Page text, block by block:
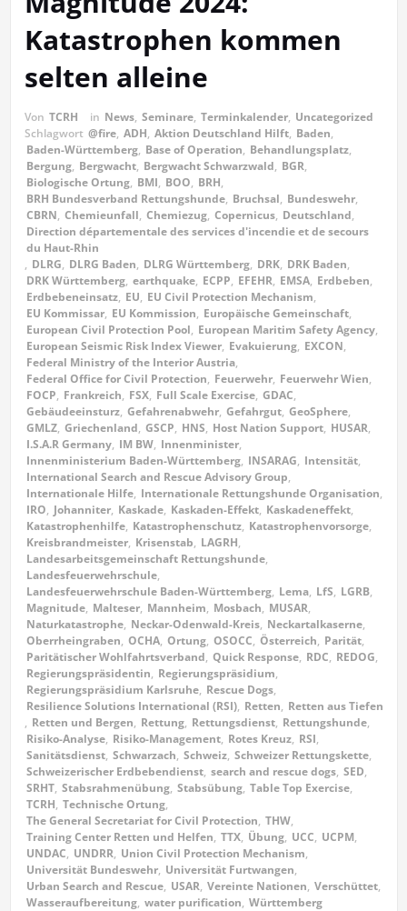
Katastrophen kommen
selten alleine
Von TCRH in News, Seminare, Terminkalender, Uncategorized
Schlagwort @fire, ADH, Aktion Deutschland Hilft, Baden,
Baden-Württemberg, Base of Operation, Behandlungsplatz,
Bergung, Bergwacht, Bergwacht Schwarzwald, BGR,
Biologische Ortung, BMI, BOO, BRH,
BRH Bundesverband Rettungshunde, Bruchsal, Bundeswehr,
CBRN, Chemieunfall, Chemiezug, Copernicus, Deutschland,
Direction départementale des services d'incendie et de secours
du Haut-Rhin
, DLRG, DLRG Baden, DLRG Württemberg, DRK, DRK Baden,
DRK Württemberg, earthquake, ECPP, EFEHR, EMSA, Erdbeben,
Erdbebeneinsatz, EU, EU Civil Protection Mechanism,
EU Kommissar, EU Kommission, Europäische Gemeinschaft,
European Civil Protection Pool, European Maritim Safety Agency,
European Seismic Risk Index Viewer, Evakuierung, EXCON,
Federal Ministry of the Interior Austria,
Federal Office for Civil Protection, Feuerwehr, Feuerwehr Wien,
FOCP, Frankreich, FSX, Full Scale Exercise, GDAC,
Gebäudeeinsturz, Gefahrenabwehr, Gefahrgut, GeoSphere,
GMLZ, Griechenland, GSCP, HNS, Host Nation Support, HUSAR,
I.S.A.R Germany, IM BW, Innenminister,
Innenministerium Baden-Württemberg, INSARAG, Intensität,
International Search and Rescue Advisory Group,
Internationale Hilfe, Internationale Rettungshunde Organisation,
IRO, Johanniter, Kaskade, Kaskaden-Effekt, Kaskadeneffekt,
Katastrophenhilfe, Katastrophenschutz, Katastrophenvorsorge,
Kreisbrandmeister, Krisenstab, LAGRH,
Landesarbeitsgemeinschaft Rettungshunde,
Landesfeuerwehrschule,
Landesfeuerwehrschule Baden-Württemberg, Lema, LfS, LGRB,
Magnitude, Malteser, Mannheim, Mosbach, MUSAR,
Naturkatastrophe, Neckar-Odenwald-Kreis, Neckartalkaserne,
Oberrheingraben, OCHA, Ortung, OSOCC, Österreich, Parität,
Paritätischer Wohlfahrtsverband, Quick Response, RDC, REDOG,
Regierungspräsidentin, Regierungspräsidium,
Regierungspräsidium Karlsruhe, Rescue Dogs,
Resilience Solutions International (RSI), Retten, Retten aus Tiefen
, Retten und Bergen, Rettung, Rettungsdienst, Rettungshunde,
Risiko-Analyse, Risiko-Management, Rotes Kreuz, RSI,
Sanitätsdienst, Schwarzach, Schweiz, Schweizer Rettungskette,
Schweizerischer Erdbebendienst, search and rescue dogs, SED,
SRHT, Stabsrahmenübung, Stabsübung, Table Top Exercise,
TCRH, Technische Ortung,
The General Secretariat for Civil Protection, THW,
Training Center Retten und Helfen, TTX, Übung, UCC, UCPM,
UNDAC, UNDRR, Union Civil Protection Mechanism,
Universität Bundeswehr, Universität Furtwangen,
Urban Search and Rescue, USAR, Vereinte Nationen, Verschüttet,
Wasseraufbereitung, water purification, Württemberg